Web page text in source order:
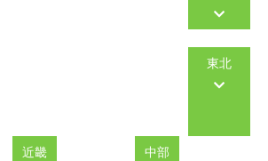
東北
中部
近畿